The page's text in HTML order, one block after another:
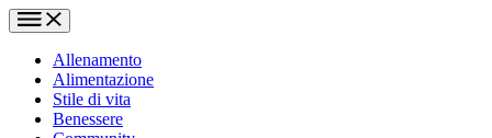
Allenamento
Alimentazione
Stile di vita
Benessere